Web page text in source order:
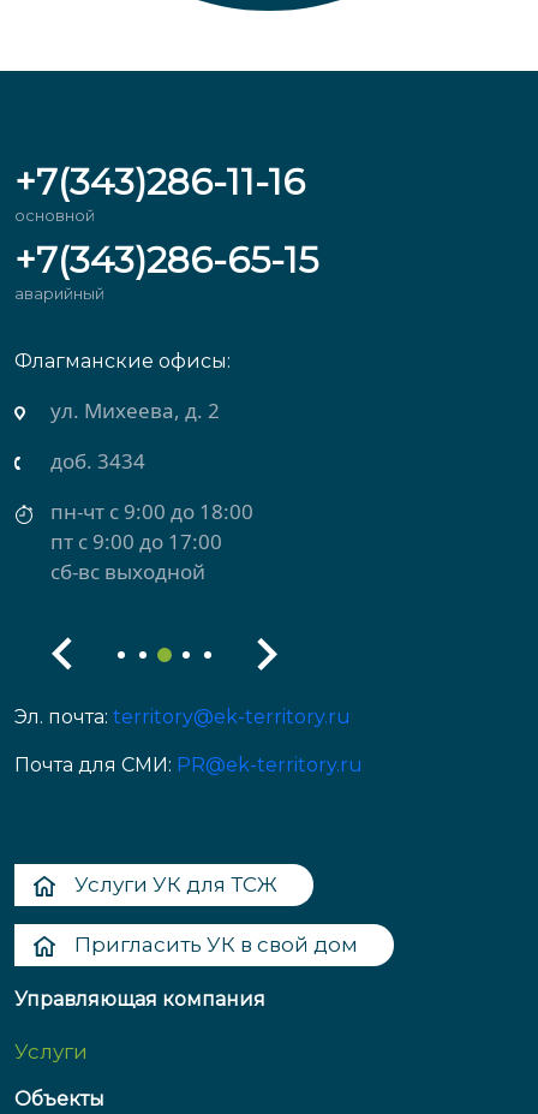
+7(343)286-11-16
основной
+7(343)286-65-15
аварийный
Флагманские офисы:
ул. Михеева, д. 2
доб. 3434
пн-чт с 9:00 до 18:00
пт с 9:00 до 17:00
сб-вс выходной
Эл. почта: territory@ek-territory.ru
Почта для СМИ: PR@ek-territory.ru
Услуги УК для ТСЖ
Пригласить УК в свой дом
Управляющая компания
Услуги
Объекты